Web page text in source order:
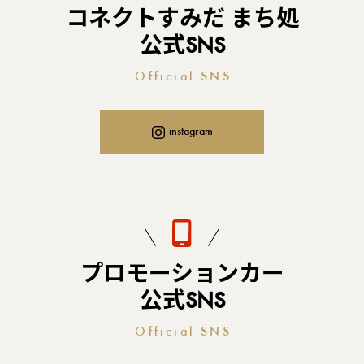
コネクトすみだ まち処
公式SNS
Official SNS
instagram
プロモーションカー
公式SNS
Official SNS